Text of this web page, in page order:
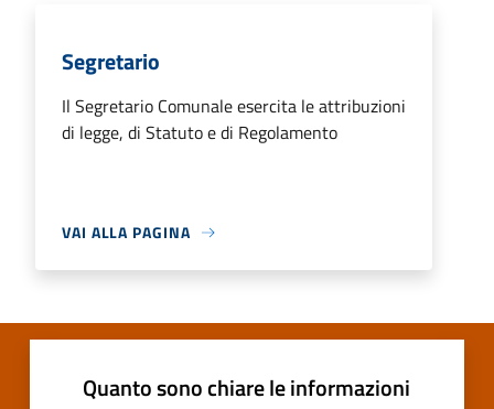
Segretario
Il Segretario Comunale esercita le attribuzioni
di legge, di Statuto e di Regolamento
VAI ALLA PAGINA
Quanto sono chiare le informazioni